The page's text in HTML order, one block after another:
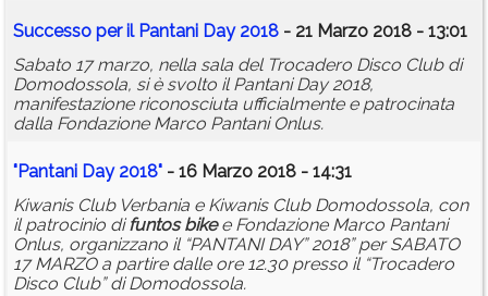
Successo per il Pantani Day 2018 - 21 Marzo 2018 - 13:01
Sabato 17 marzo, nella sala del Trocadero Disco Club di
Domodossola, si è svolto il Pantani Day 2018,
manifestazione riconosciuta ufficialmente e patrocinata
dalla Fondazione Marco Pantani Onlus.
"Pantani Day 2018" - 16 Marzo 2018 - 14:31
Kiwanis Club Verbania e Kiwanis Club Domodossola, con
il patrocinio difuntos bikee Fondazione Marco Pantani
Onlus, organizzano il “PANTANI DAY” 2018” per SABATO
17 MARZO a partire dalle ore 12.30 presso il “Trocadero
Disco Club” di Domodossola.